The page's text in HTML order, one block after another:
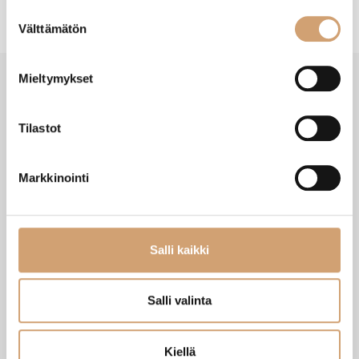
valinta
Välttämätön
Mieltymykset
Tilastot
Markkinointi
Salli kaikki
Salli valinta
Kiellämuovirasiassa